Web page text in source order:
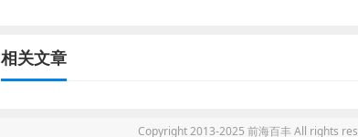
相关文章
Copyright 2013-2025 前海百丰 All rights